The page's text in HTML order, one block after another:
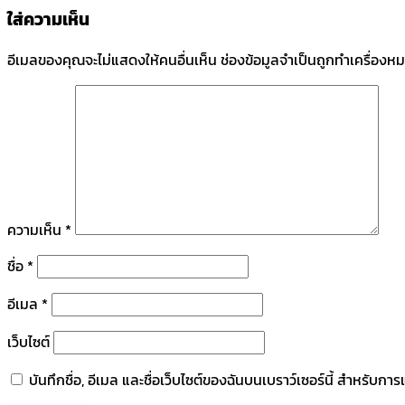
ใส่ความเห็น
อีเมลของคุณจะไม่แสดงให้คนอื่นเห็น ช่องข้อมูลจำเป็นถูกทำเครื่องห
ความเห็น *
ชื่อ *
อีเมล *
เว็บไซต์
บันทึกชื่อ, อีเมล และชื่อเว็บไซต์ของฉันบนเบราว์เซอร์นี้ สำหรับกา